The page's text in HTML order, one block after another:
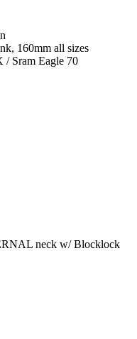
160mm all sizes
/ Sram Eagle 70
neck w/ Blocklock